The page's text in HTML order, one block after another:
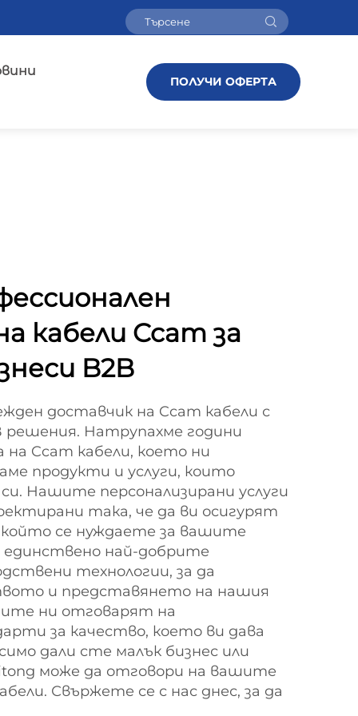
ПОЛУЧИ ОФЕРТА
кабели Ccam за
B2B
доставчик на Ccam кабели с
решения. Натрупахме години
Ccam кабели, което ни
продукти и услуги, които
Нашите персонализирани услуги
така, че да ви осигурят
се нуждаете за вашите
единствено най-добрите
технологии, за да
и представянето на нашия
ни отговарят на
за качество, което ви дава
дали сте малък бизнес или
може да отговори на вашите
Свържете се с нас днес, за да